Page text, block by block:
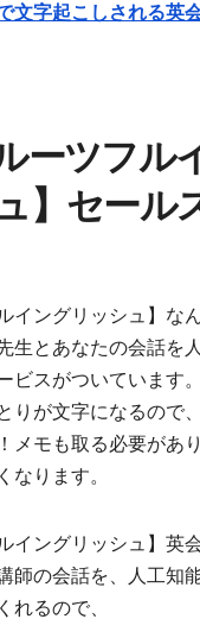
文字起こしされる英
ーツフル
】セール
イングリッシュ】な
生とあなたの会話を
ビスがついています。
りが文字になるので
メモも取る必要があ
なります。
イングリッシュ】英
師の会話を、人工知
れるので、